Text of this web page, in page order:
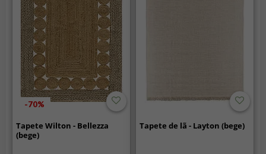
-70%
Tapete Wilton - Bellezza
(bege)
Tapete de lã - Layton (bege)